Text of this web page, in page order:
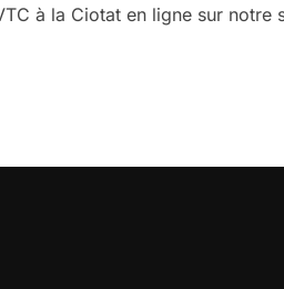
à la Ciotat en ligne sur